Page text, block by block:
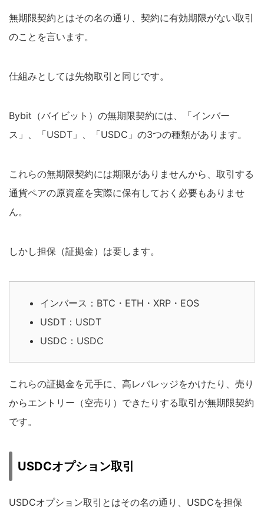
無期限契約とはその名の通り、契約に有効期限がない取引
のことを言います。
仕組みとしては先物取引と同じです。
Bybit（バイビット）の無期限契約には、「インバー
ス」、「USDT」、「USDC」の3つの種類があります。
これらの無期限契約には期限がありませんから、取引する
通貨ペアの原資産を実際に保有しておく必要もありませ
ん。
しかし担保（証拠金）は要します。
インバース：BTC・ETH・XRP・EOS
USDT：USDT
USDC：USDC
これらの証拠金を元手に、高レバレッジをかけたり、売り
からエントリー（空売り）できたりする取引が無期限契約
です。
USDCオプション取引
USDCオプション取引とはその名の通り、USDCを担保